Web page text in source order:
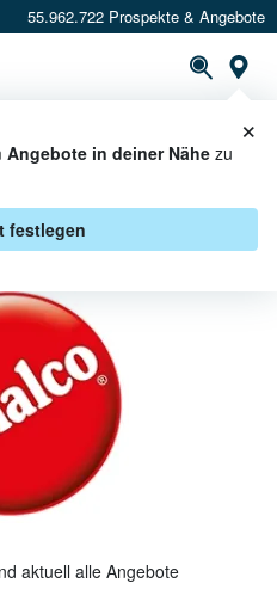
55.962.722 Prospekte & Angebote
Angebote in deiner Nähe zu
festlegen
×
MARKT -
aktuell alle Angebote